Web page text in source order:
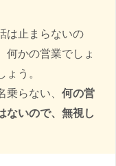
は止まらないの
何かの営業でしょ
う。
らない、 何の営
ないので、無視し